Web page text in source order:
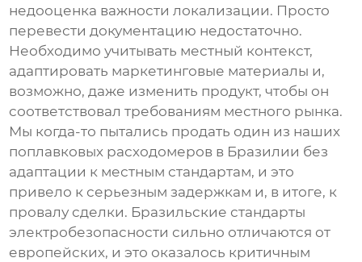
недооценка важности локализации. Просто
перевести документацию недостаточно.
Необходимо учитывать местный контекст,
адаптировать маркетинговые материалы и,
возможно, даже изменить продукт, чтобы он
соответствовал требованиям местного рынка.
Мы когда-то пытались продать один из наших
поплавковых расходомеров в Бразилии без
адаптации к местным стандартам, и это
привело к серьезным задержкам и, в итоге, к
провалу сделки. Бразильские стандарты
электробезопасности сильно отличаются от
европейских, и это оказалось критичным